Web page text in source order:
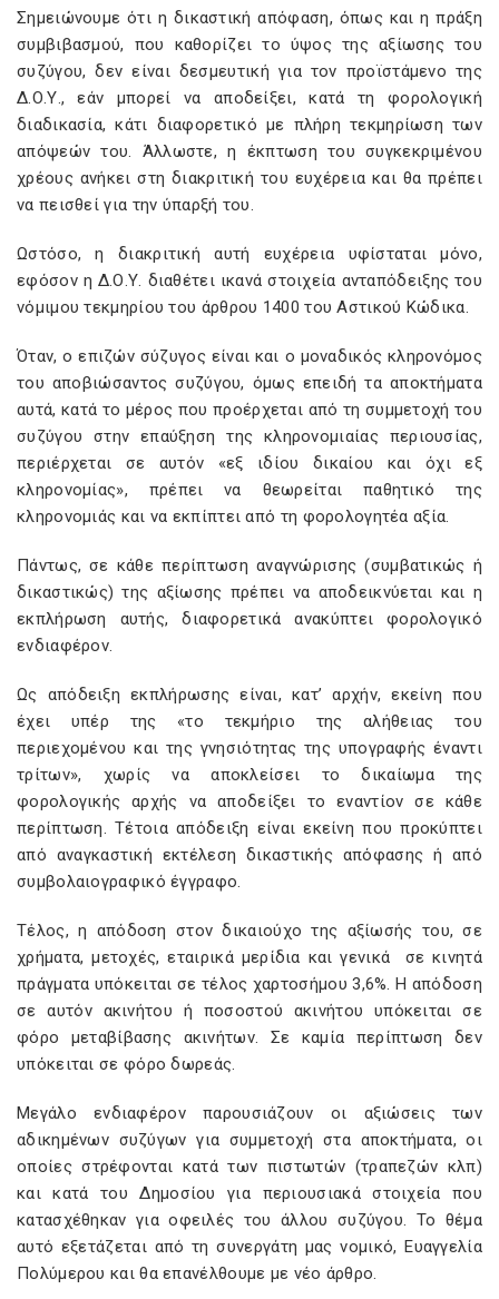
Σημειώνουμε ότι η δικαστική απόφαση, όπως και η πράξη
συμβιβασμού, που καθορίζει το ύψος της αξίωσης του
συζύγου, δεν είναι δεσμευτική για τον προϊστάμενο της
Δ.Ο.Υ., εάν μπορεί να αποδείξει, κατά τη φορολογική
διαδικασία, κάτι διαφορετικό με πλήρη τεκμηρίωση των
απόψεών του. Άλλωστε, η έκπτωση του συγκεκριμένου
χρέους ανήκει στη διακριτική του ευχέρεια και θα πρέπει
να πεισθεί για την ύπαρξή του.
Ωστόσο, η διακριτική αυτή ευχέρεια υφίσταται μόνο,
εφόσον η Δ.Ο.Υ. διαθέτει ικανά στοιχεία ανταπόδειξης του
νόμιμου τεκμηρίου του άρθρου 1400 του Αστικού Κώδικα.
Όταν, ο επιζών σύζυγος είναι και ο μοναδικός κληρονόμος
του αποβιώσαντος συζύγου, όμως επειδή τα αποκτήματα
αυτά, κατά το μέρος που προέρχεται από τη συμμετοχή του
συζύγου στην επαύξηση της κληρονομιαίας περιουσίας,
περιέρχεται σε αυτόν «εξ ιδίου δικαίου και όχι εξ
κληρονομίας», πρέπει να θεωρείται παθητικό της
κληρονομιάς και να εκπίπτει από τη φορολογητέα αξία.
Πάντως, σε κάθε περίπτωση αναγνώρισης (συμβατικώς ή
δικαστικώς) της αξίωσης πρέπει να αποδεικνύεται και η
εκπλήρωση αυτής, διαφορετικά ανακύπτει φορολογικό
ενδιαφέρον.
Ως απόδειξη εκπλήρωσης είναι, κατ’ αρχήν, εκείνη που
έχει υπέρ της «το τεκμήριο της αλήθειας του
περιεχομένου και της γνησιότητας της υπογραφής έναντι
τρίτων», χωρίς να αποκλείσει το δικαίωμα της
φορολογικής αρχής να αποδείξει το εναντίον σε κάθε
περίπτωση. Τέτοια απόδειξη είναι εκείνη που προκύπτει
από αναγκαστική εκτέλεση δικαστικής απόφασης ή από
συμβολαιογραφικό έγγραφο.
Τέλος, η απόδοση στον δικαιούχο της αξίωσής του, σε
χρήματα, μετοχές, εταιρικά μερίδια και γενικά σε κινητά
πράγματα υπόκειται σε τέλος χαρτοσήμου 3,6%. Η απόδοση
σε αυτόν ακινήτου ή ποσοστού ακινήτου υπόκειται σε
φόρο μεταβίβασης ακινήτων. Σε καμία περίπτωση δεν
υπόκειται σε φόρο δωρεάς.
Μεγάλο ενδιαφέρον παρουσιάζουν οι αξιώσεις των
αδικημένων συζύγων για συμμετοχή στα αποκτήματα, οι
οποίες στρέφονται κατά των πιστωτών (τραπεζών κλπ)
και κατά του Δημοσίου για περιουσιακά στοιχεία που
κατασχέθηκαν για οφειλές του άλλου συζύγου. Το θέμα
αυτό εξετάζεται από τη συνεργάτη μας νομικό, Ευαγγελία
Πολύμερου και θα επανέλθουμε με νέο άρθρο.